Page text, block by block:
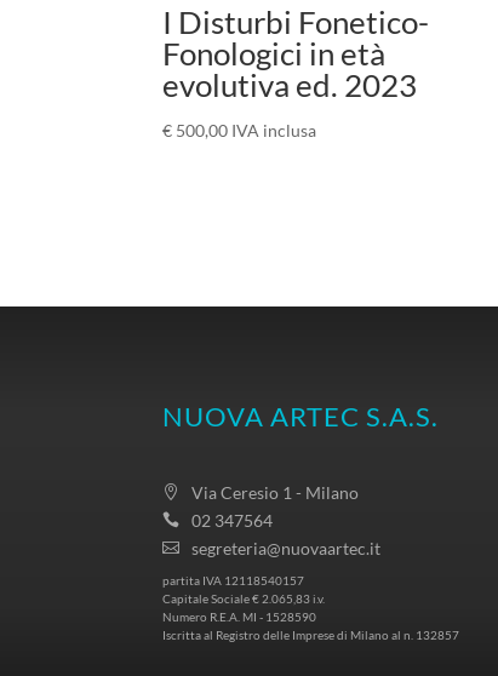
I Disturbi Fonetico-
Fonologici in età
evolutiva ed. 2023
€ 500,00 IVA inclusa
NUOVA ARTEC S.A.S.
Via Ceresio 1 - Milano
02 347564
segreteria@nuovaartec.it
partita IVA 12118540157
Capitale Sociale € 2.065,83 i.v.
Numero R.E.A. MI - 1528590
Iscritta al Registro delle Imprese di Milano al n. 132857